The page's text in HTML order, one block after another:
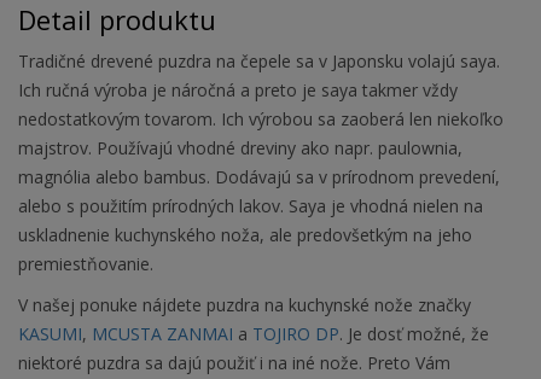
Detail produktu
Tradičné drevené puzdra na čepele sa v Japonsku volajú saya.
Ich ručná výroba je náročná a preto je saya takmer vždy
nedostatkovým tovarom. Ich výrobou sa zaoberá len niekoľko
majstrov. Používajú vhodné dreviny ako napr. paulownia,
magnólia alebo bambus. Dodávajú sa v prírodnom prevedení,
alebo s použitím prírodných lakov. Saya je vhodná nielen na
uskladnenie kuchynského noža, ale predovšetkým na jeho
premiestňovanie.
V našej ponuke nájdete puzdra na kuchynské nože značky
KASUMI, MCUSTA ZANMAI a TOJIRO DP. Je dosť možné, že
niektoré puzdra sa dajú použiť i na iné nože. Preto Vám